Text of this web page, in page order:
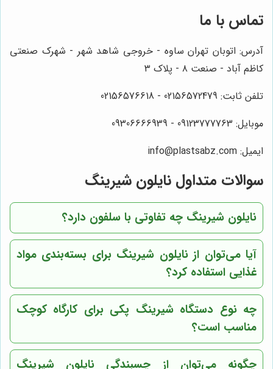
تماس با ما
آدرس: اتوبان تهران ساوه - خروجی شاهد شهر - شهرک صنعتی
کاظم آباد - صنعت ۸ - پلاک ۳
تلفن ثابت: 02156572479 - 02156576618
موبایل: 09123777763 - 09306666939
ایمیل: info@plastsabz.com
سوالات متداول نایلون شیرینگ
نایلون شیرینگ چه تفاوتی با سلفون دارد؟
آیا می‌توان از نایلون شیرینگ برای بسته‌بندی مواد
غذایی استفاده کرد؟
چه نوع دستگاه شیرینگ پکی برای کارگاه کوچک
مناسب است؟
چگونه می‌توان از چسبندگی نایلون شیرینگ